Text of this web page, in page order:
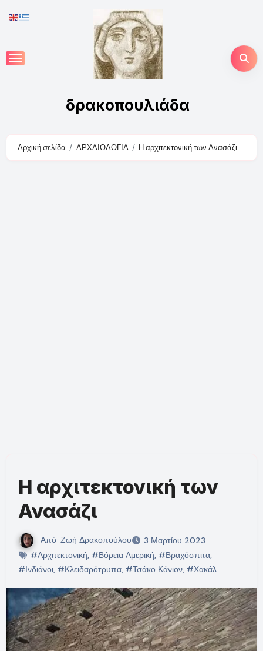
to
δρακοπουλιάδα
Αρχική σελίδα ΑΡΧΑΙΟΛΟΓΙΑ Η αρχιτεκτονική των Ανασάζι
Η αρχιτεκτονική των
Ανασάζι
Από Ζωή Δρακοπούλου
3 Μαρτίου 2023
#Αρχιτεκτονική, #Βόρεια Αμερική, #Βραχόσπιτα,
#Ινδιάνοι, #Κλειδαρότρυπα, #Τσάκο Κάνιον, #Χακάλ